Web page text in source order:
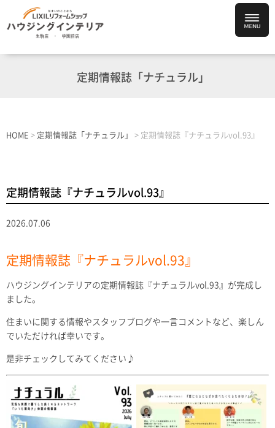
定期情報誌「ナチュラル」
HOME > 定期情報誌「ナチュラル」 > 定期情報誌『ナチュラルvol.93』
定期情報誌『ナチュラルvol.93』
2026.07.06
定期情報誌『ナチュラルvol.93』
ハウジングインテリアの定期情報誌『ナチュラルvol.93』が完成し
ました。
住まいに関する情報やスタッフブログや一言コメントなど、楽しん
でいただければ幸いです。
是非チェックしてみてください♪